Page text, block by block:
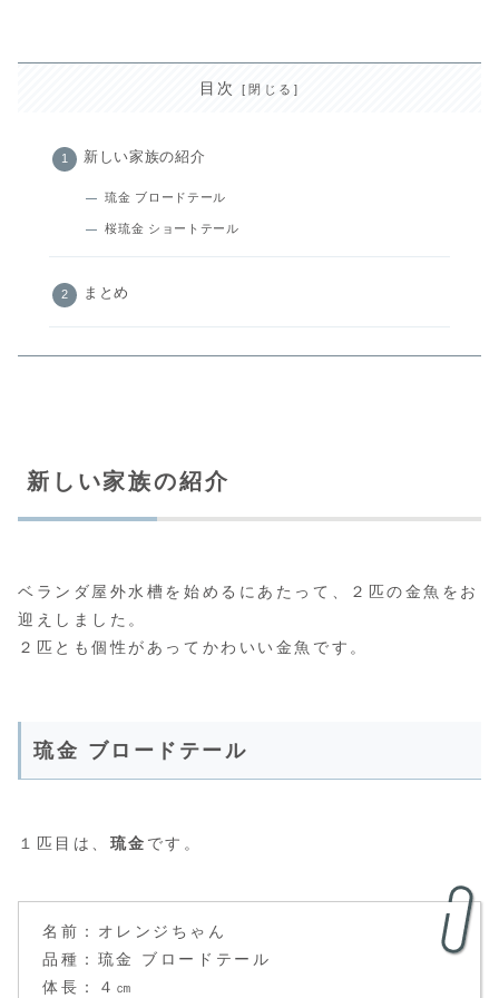
目次
新しい家族の紹介
琉金 ブロードテール
桜琉金 ショートテール
まとめ
新しい家族の紹介
ベランダ屋外水槽を始めるにあたって、２匹の金魚をお
迎えしました。
２匹とも個性があってかわいい金魚です。
琉金 ブロードテール
１匹目は、 琉金 です。
名前：オレンジちゃん
品種：琉金 ブロードテール
体長：４㎝